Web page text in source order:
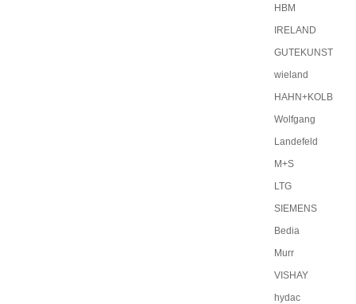
HBM
IRELAND
GUTEKUNST
wieland
HAHN+KOLB
Wolfgang
Landefeld
M+S
LTG
SIEMENS
Bedia
Murr
VISHAY
hydac